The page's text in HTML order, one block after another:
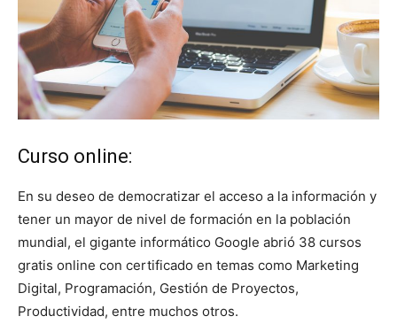
Curso online:
En su deseo de democratizar el acceso a la información y
tener un mayor de nivel de formación en la población
mundial, el gigante informático Google abrió 38 cursos
gratis online con certificado en temas como Marketing
Digital, Programación, Gestión de Proyectos,
Productividad, entre muchos otros.